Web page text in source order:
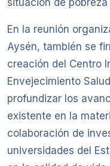
En la reunión
Aysén, también se
creación del Centro
Envejecimiento
profundizar los
existente en la
colaboración de
universidades del